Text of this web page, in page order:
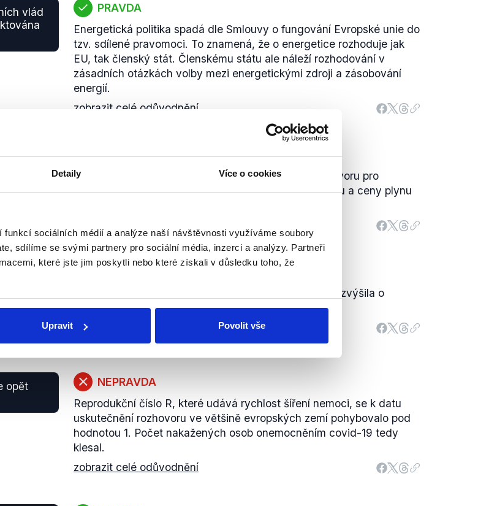
Detaily Více o cookies
funkcí sociálních médií a analýze naší návštěvnosti využíváme soubory
sdílíme se svými partnery pro sociální média, inzerci a analýzy. Partneři
které jste jim poskytli nebo které získali v důsledku toho, že
Upravit Povolit vše
vlád
PRAVDA
Energetická politika spadá dle Smlouvy o fungování Evropské unie do
tzv. sdílené pravomoci. To znamená, že o energetice rozhoduje jak
EU, tak členský stát. Členskému státu ale náleží rozhodování v
zásadních otázkách volby mezi energetickými zdroji a zásobování
energií.
zobrazit celé odůvodnění
30
PRAVDA
Generální ředitel ČEZ Daniel Beneš odhaduje v rozhovoru pro
Hospodářské noviny růst ceny elektřiny o jednu třetinu a ceny plynu
PRAVDA
Velkoobchodní cena elektřiny se v průběhu roku 2021 zvýšila o
414,44 %. Zemní plyn na burze zdražil o 55,13 %.
zobrazit celé odůvodnění
opět
NEPRAVDA
Reprodukční číslo R, které udává rychlost šíření nemoci, se k datu
uskutečnění rozhovoru ve většině evropských zemí pohybovalo pod
hodnotou 1. Počet nakažených osob onemocněním covid-19 tedy
klesal.
zobrazit celé odůvodnění